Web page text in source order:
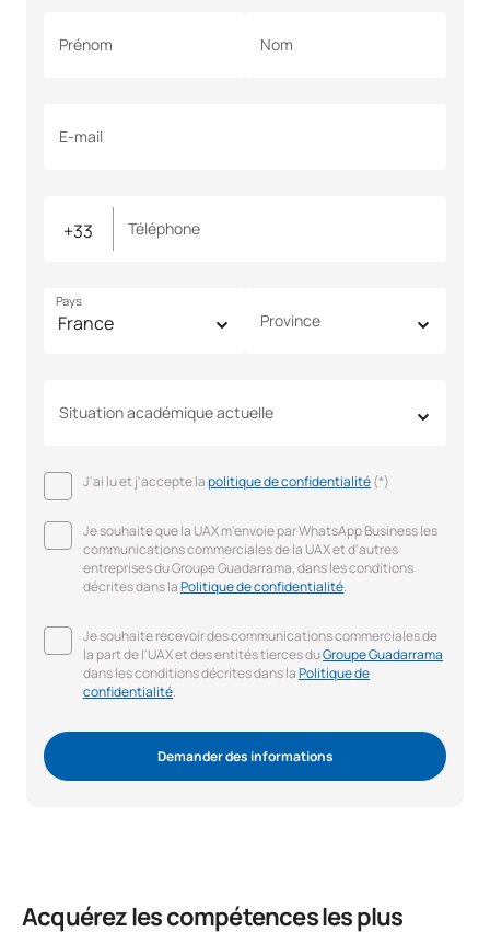
Prénom Nom
E-mail
Téléphone
Pays
Province
Situation académique actuelle
J'ai lu et j'accepte lapolitique de confidentialité(*)
Je souhaite que la UAX m'envoie par WhatsApp Business les
communications commerciales de la UAX et d'autres
entreprises du Groupe Guadarrama, dans les conditions
décrites dans laPolitique de confidentialité.
Je souhaite recevoir des communications commerciales de
la part de l'UAX et des entités tierces duGroupe Guadarrama
dans les conditions décrites dans laPolitique de
confidentialité.
Demander des informations
Acquérez les compétences les plus